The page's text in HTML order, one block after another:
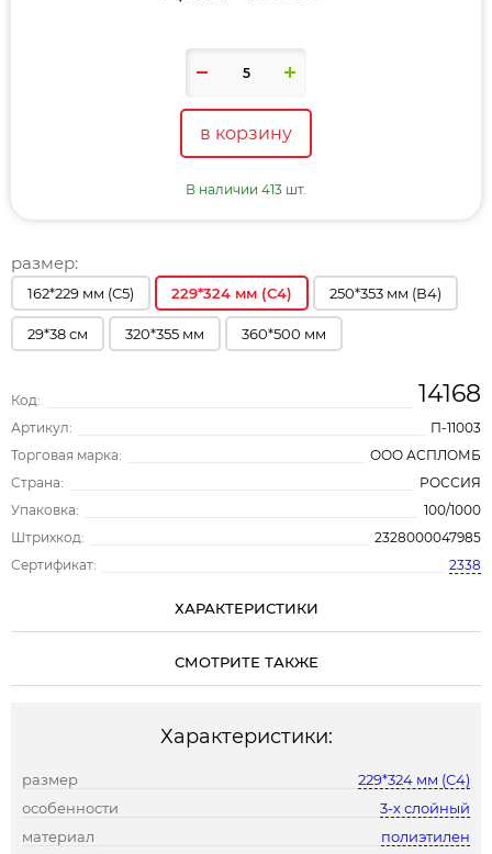
размер:
162*229 мм (С5) 229*324 мм (С4) 250*353 мм (В4)
29*38 см 320*355 мм 360*500 мм
Код: 14168
Артикул:
П-11003
Торговая марка:
ООО АСПЛОМБ
Страна:
РОССИЯ
Упаковка:
100/1000
Штрихкод:
2328000047985
Сертификат:
2338
в корзину
В наличии 413 шт.
ХАРАКТЕРИСТИКИ
СМОТРИТЕ ТАКЖЕ
Характеристики:
размер
229*324 мм (С4)
особенности
3-х слойный
материал
полиэтилен